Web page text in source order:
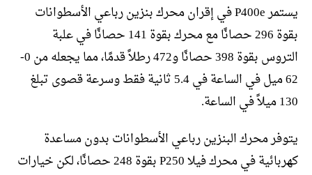
يستمر P400e في إقران محرك بنزين رباعي الأسطوانات
بقوة 296 حصانًا مع محرك بقوة 141 حصانًا في علبة
التروس بقوة 398 حصانًا و472 رطلاً قدمًا، مما يجعله من 0-
62 ميل في الساعة في 5.4 ثانية فقط وسرعة قصوى تبلغ
130 ميلاً في الساعة.
يتوفر محرك البنزين رباعي الأسطوانات بدون مساعدة
كهربائية في محرك فيلا P250 بقوة 248 حصانًا، لكن خيارات